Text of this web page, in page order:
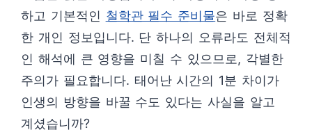
하고 기본적인 철학관 필수 준비물은 바로 정확
한 개인 정보입니다. 단 하나의 오류라도 전체적
인 해석에 큰 영향을 미칠 수 있으므로, 각별한
주의가 필요합니다. 태어난 시간의 1분 차이가
인생의 방향을 바꿀 수도 있다는 사실을 알고
계셨습니까?